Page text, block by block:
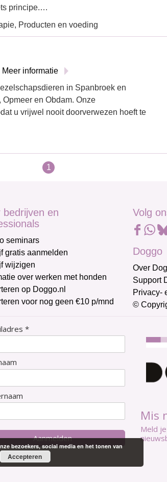
principe.…
Producten en voeding
Meer informatie
in Spanbroek en
en Obdam. Onze
u vrijwel nooit doorverwezen hoeft te
1
bedrijven en
seminars
gratis aanmelden
wijzigen
over werken met honden
op Doggo.nl
voor nog geen €10 p/mnd
Volg
Doggo
Over
Support
Privacy-
©
*
Aanmelden
Mis
Meld
bezoekers, social media en het tonen van
Accepteren